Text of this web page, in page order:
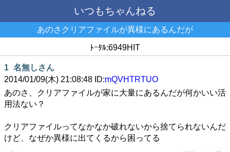
いつもちゃんねる
あのさクリアファイルが異様にあるんだが
ﾄｰﾀﾙ:6949HIT
1 名無しさん
2014/01/09(木) 21:08:48 ID:mQVHTRTUO
あのさ、クリアファイルが家に大量にあるんだが何かいい活
用法ない？
クリアファイルってなかなか破れないから捨てられないんだ
けど、なぜか異様に出てくるから困ってる